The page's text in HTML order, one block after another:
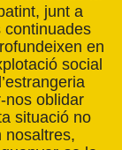
junt a
continuades
en
social
nos oblidar
situació no
nosaltres,